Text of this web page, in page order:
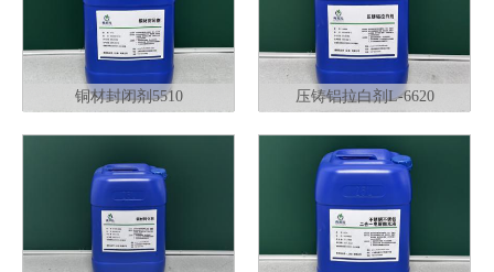
铜材封闭剂5510 压铸铝拉白剂L-6620